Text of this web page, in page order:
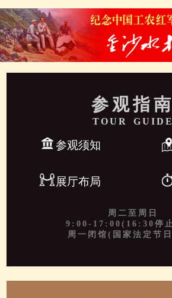
参观指南
TOUR GUIDE
参观须知
展厅布局
周二至周日
9:00-17:00(16:30停
周一闭馆(国家法定节